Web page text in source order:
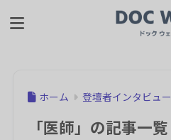
ホーム 登壇者インタビュー
「医師」の記事一覧